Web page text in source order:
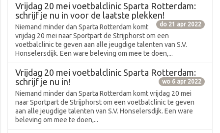
Vrijdag 20 mei voetbalclinic Sparta Rotterdam:
schrijf je nu in voor de laatste plekken!
do 21 apr 2022
Niemand minder dan Sparta Rotterdam komt
vrijdag 20 mei naar Sportpart de Strijphorst om een
voetbalclinic te geven aan alle jeugdige talenten van S.V.
Honselersdijk. Een ware beleving om mee te doen,...
Vrijdag 20 mei voetbalclinic Sparta Rotterdam:
schrijf je nu in!
wo 6 apr 2022
Niemand minder dan Sparta Rotterdam komt vrijdag 20 mei
naar Sportpart de Strijphorst om een voetbalclinic te geven
aan alle jeugdige talenten van S.V. Honselersdijk. Een ware
beleving om mee te doen,...